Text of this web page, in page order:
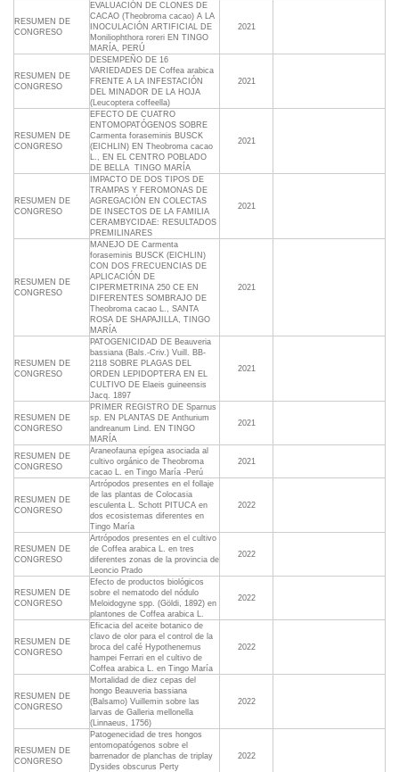
RESUMEN DE
CONGRESO
EVALUACIÓN DE CLONES DE
CACAO (Theobroma cacao) A LA
INOCULACIÓN ARTIFICIAL DE
Moniliophthora roreri EN TINGO
MARÍA, PERÚ
2021
RESUMEN DE
CONGRESO
DESEMPEÑO DE 16
VARIEDADES DE Coffea arabica
FRENTE A LA INFESTACIÓN
DEL MINADOR DE LA HOJA
(Leucoptera coffeella)
2021
RESUMEN DE
CONGRESO
EFECTO DE CUATRO
ENTOMOPATÓGENOS SOBRE
Carmenta foraseminis BUSCK
(EICHLIN) EN Theobroma cacao
L., EN EL CENTRO POBLADO
DE BELLA  TINGO MARÍA
2021
RESUMEN DE
CONGRESO
IMPACTO DE DOS TIPOS DE
TRAMPAS Y FEROMONAS DE
AGREGACIÓN EN COLECTAS
DE INSECTOS DE LA FAMILIA
CERAMBYCIDAE: RESULTADOS
PREMILINARES
2021
RESUMEN DE
CONGRESO
MANEJO DE Carmenta
foraseminis BUSCK (EICHLIN)
CON DOS FRECUENCIAS DE
APLICACIÓN DE
CIPERMETRINA 250 CE EN
DIFERENTES SOMBRAJO DE
Theobroma cacao L., SANTA
ROSA DE SHAPAJILLA, TINGO
MARÍA
2021
RESUMEN DE
CONGRESO
PATOGENICIDAD DE Beauveria
bassiana (Bals.-Criv.) Vuill. BB-
2118 SOBRE PLAGAS DEL
ORDEN LEPIDOPTERA EN EL
CULTIVO DE Elaeis guineensis
Jacq. 1897
2021
RESUMEN DE
CONGRESO
PRIMER REGISTRO DE Sparnus
sp. EN PLANTAS DE Anthurium
andreanum Lind. EN TINGO
MARÍA
2021
RESUMEN DE
CONGRESO
Araneofauna epígea asociada al
cultivo orgánico de Theobroma
cacao L. en Tingo María -Perú
2021
RESUMEN DE
CONGRESO
Artrópodos presentes en el follaje
de las plantas de Colocasia
esculenta L. Schott PITUCA en
dos ecosistemas diferentes en
Tingo María
2022
RESUMEN DE
CONGRESO
Artrópodos presentes en el cultivo
de Coffea arabica L. en tres
diferentes zonas de la provincia de
Leoncio Prado
2022
RESUMEN DE
CONGRESO
Efecto de productos biológicos
sobre el nematodo del nódulo
Meloidogyne spp. (Göldi, 1892) en
plantones de Coffea arabica L.
2022
RESUMEN DE
CONGRESO
Eficacia del aceite botanico de
clavo de olor para el control de la
broca del café Hypothenemus
hampei Ferrari en el cultivo de
Coffea arabica L. en Tingo María
2022
RESUMEN DE
CONGRESO
Mortalidad de diez cepas del
hongo Beauveria bassiana
(Balsamo) Vuillemin sobre las
larvas de Galleria mellonella
(Linnaeus, 1756)
2022
RESUMEN DE
CONGRESO
Patogenecidad de tres hongos
entomopatógenos sobre el
barrenador de planchas de triplay
Dysides obscurus Perty
2022